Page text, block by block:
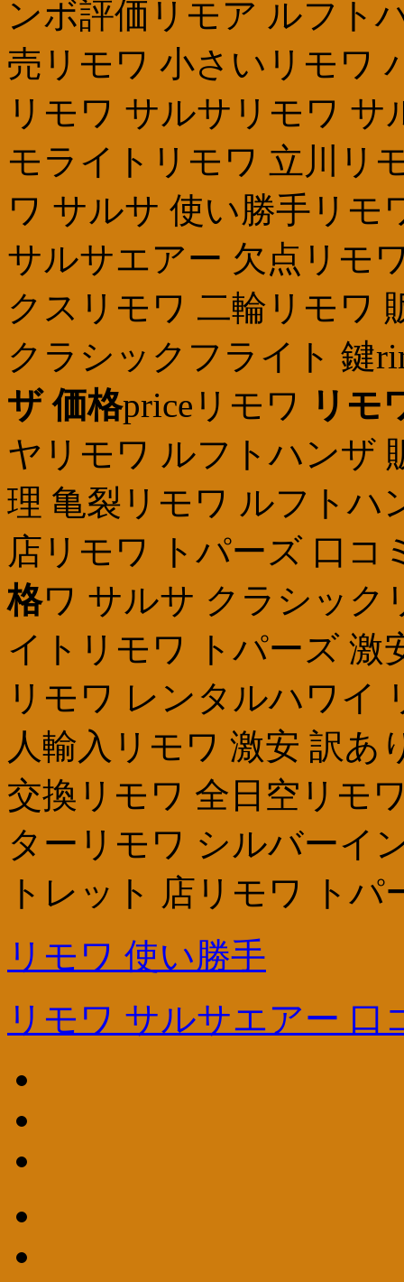
ンボ評価リモア ルフト
売リモワ 小さいリモワ
リモワ サルサリモワ
モライトリモワ 立川リ
ワ サルサ 使い勝手リモ
サルサエアー 欠点リモ
クスリモワ 二輪リモワ
クラシックフライト 鍵
ザ 価格priceリモワ
リモ
ヤリモワ ルフトハンザ
理 亀裂リモワ ルフトハ
店リモワ トパーズ 口コ
格ワ サルサ クラシック
イトリモワ トパーズ 激
リモワ レンタルハワイ
人輸入リモワ 激安 訳あ
交換リモワ 全日空リモ
ターリモワ シルバーイ
トレット 店リモワ ト
リモワ 使い勝手
リモワ サルサエアー 口